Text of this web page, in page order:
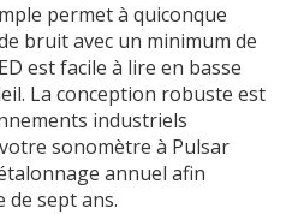
permet à quiconque
bruit avec un minimum de
est facile à lire en basse
La conception robuste est
industriels
sonomètre à Pulsar
annuel afin
sept ans.